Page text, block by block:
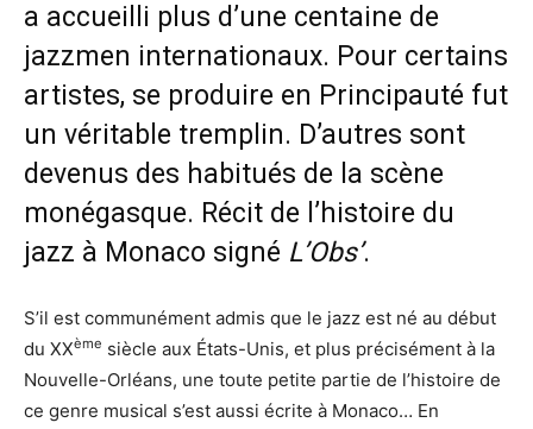
a accueilli plus d’une centaine de
jazzmen internationaux. Pour certains
artistes, se produire en Principauté fut
un véritable tremplin. D’autres sont
devenus des habitués de la scène
monégasque. Récit de l’histoire du
jazz à Monaco signé L’Obs’.
S’il est communément admis que le jazz est né au début
du XXème siècle aux États-Unis, et plus précisément à la
Nouvelle-Orléans, une toute petite partie de l’histoire de
ce genre musical s’est aussi écrite à Monaco… En